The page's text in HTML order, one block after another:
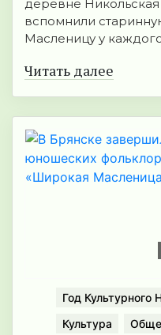
деревне
вспомнили
Масленицу у
Читать далее
Год Культурного
Культура